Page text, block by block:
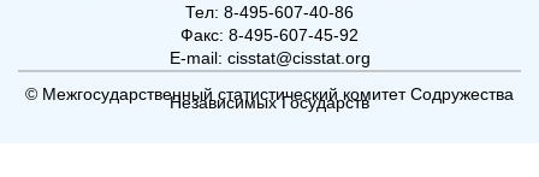
Тел: 8-495-607-40-86
Факс: 8-495-607-45-92
E-mail: cisstat@cisstat.org
© Межгосударственный статистический комитет Содружества
Независимых Государств